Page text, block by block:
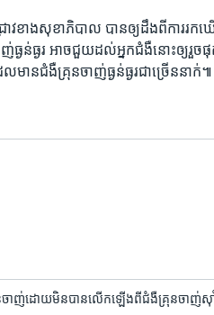
វ​ខាង​សុខាភិបាល​ បាន​ឲ្យដឹង​ពី​ការ​រក​
ញ់​ធ្ងន់ធ្ងរ​ អាច​ជួយ​ដល់​អ្នកជំងឺ​នោះ​ឲ្យ​រួច
ាន​ជំងឺ​គ្រុនចាញ់​ធ្ងន់ធ្ងរ​ជាច្រើន​នាក់៕
ចាញ់​ដោយ​មិន​បាន​លើក​ឡើង​ពី​ជំងឺ​គ្រុនចាញ់​ស៊ាំ​